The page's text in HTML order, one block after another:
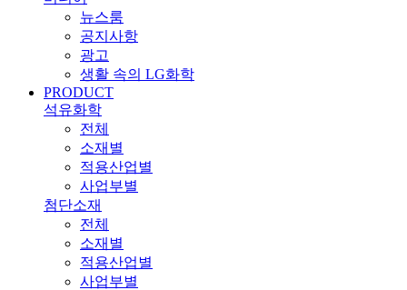
뉴스룸
공지사항
광고
생활 속의 LG화학
PRODUCT
석유화학
전체
소재별
적용산업별
사업부별
첨단소재
전체
소재별
적용산업별
사업부별